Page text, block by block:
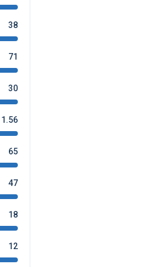
38
71
30
1.56
65
47
18
12